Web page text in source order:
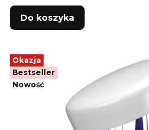
Do koszyka
Okazja
Bestseller
Nowość